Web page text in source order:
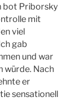
bot Priborsky
mit
viel
gab
und war
würde. Nach
er
sensationell